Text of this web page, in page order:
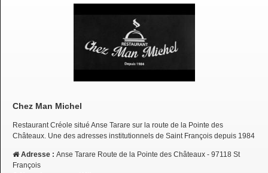
Chez Man Michel
Restaurant Créole situé Anse Tarare sur la route de la Pointe des
Châteaux. Une des adresses institutionnels de Saint François depuis 1984
Adresse : Anse Tarare Route de la Pointe des Châteaux - 97118 St
François